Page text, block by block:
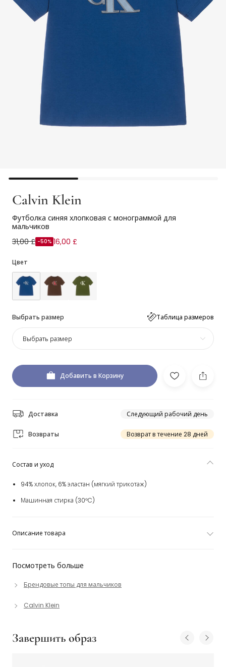
Calvin Klein
Футболка синяя хлопковая с монограммой для
мальчиков
31,00 £ -50% 16,00 £
Цвет
Выбрать размер Таблица размеров
Выбрать размер
Добавить в Корзину
Доставка Следующий рабочий день
Возвраты Возврат в течение 28 дней
Посмотреть больше
Брендовые топы для мальчиков
Calvin Klein
Состав и уход
94% хлопок, 6% эластан (мягкий трикотаж)
Машинная стирка (30°C)
Описание товара
Завершить образ